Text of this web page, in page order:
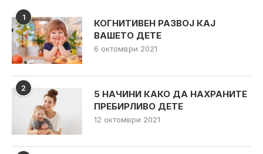
1
КОГНИТИВЕН РАЗВОЈ КАЈ
ВАШЕТО ДЕТЕ
6 октомври 2021
2
5 НАЧИНИ КАКО ДА НАХРАНИТЕ
ПРЕБИРЛИВО ДЕТЕ
12 октомври 2021